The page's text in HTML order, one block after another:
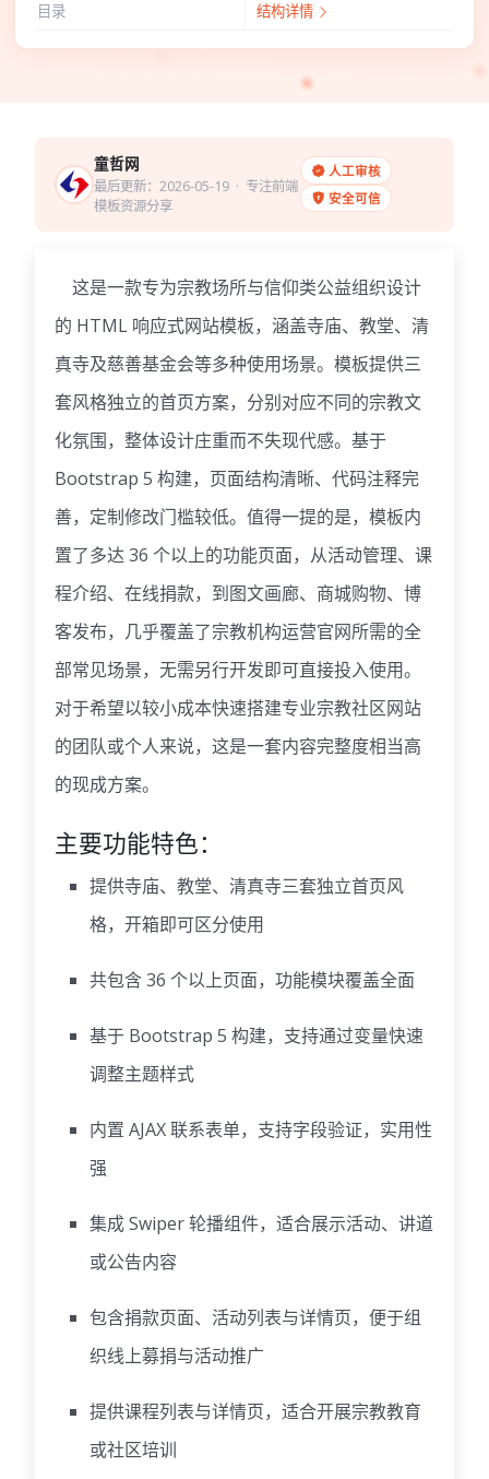
目录
结构详情
童哲网
最后更新：2026-05-19· 专注前端
模板资源分享
人工审核
安全可信
这是一款专为宗教场所与信仰类公益组织设计
的 HTML 响应式网站模板，涵盖寺庙、教堂、清
真寺及慈善基金会等多种使用场景。模板提供三
套风格独立的首页方案，分别对应不同的宗教文
化氛围，整体设计庄重而不失现代感。基于
Bootstrap 5 构建，页面结构清晰、代码注释完
善，定制修改门槛较低。值得一提的是，模板内
置了多达 36 个以上的功能页面，从活动管理、课
程介绍、在线捐款，到图文画廊、商城购物、博
客发布，几乎覆盖了宗教机构运营官网所需的全
部常见场景，无需另行开发即可直接投入使用。
对于希望以较小成本快速搭建专业宗教社区网站
的团队或个人来说，这是一套内容完整度相当高
的现成方案。
主要功能特色：
提供寺庙、教堂、清真寺三套独立首页风
格，开箱即可区分使用
共包含 36 个以上页面，功能模块覆盖全面
基于 Bootstrap 5 构建，支持通过变量快速
调整主题样式
内置 AJAX 联系表单，支持字段验证，实用性
强
集成 Swiper 轮播组件，适合展示活动、讲道
或公告内容
包含捐款页面、活动列表与详情页，便于组
织线上募捐与活动推广
提供课程列表与详情页，适合开展宗教教育
或社区培训